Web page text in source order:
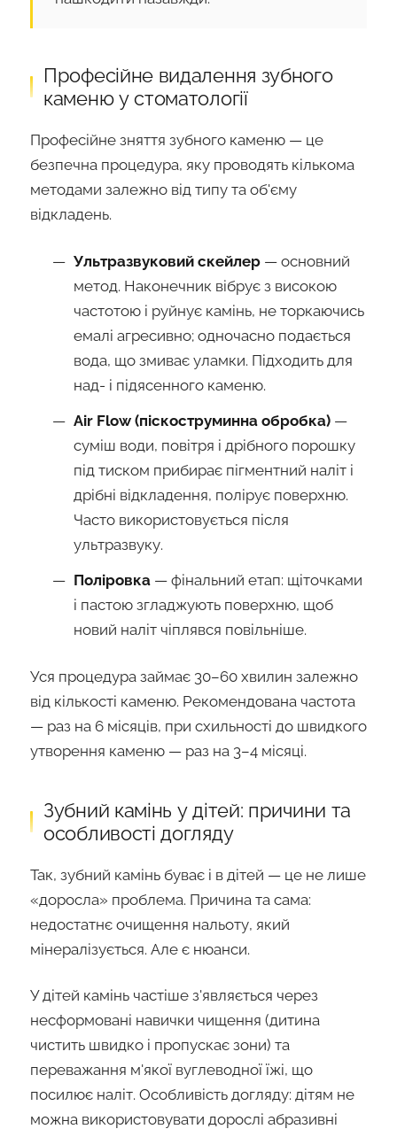
Професійне видалення зубного
каменю у стоматології
Професійне зняття зубного каменю — це
безпечна процедура, яку проводять кількома
методами залежно від типу та об'єму
відкладень.
Ультразвуковий скейлер — основний
метод. Наконечник вібрує з високою
частотою і руйнує камінь, не торкаючись
емалі агресивно; одночасно подається
вода, що змиває уламки. Підходить для
над- і підясенного каменю.
Air Flow (піскоструминна обробка) —
суміш води, повітря і дрібного порошку
під тиском прибирає пігментний наліт і
дрібні відкладення, полірує поверхню.
Часто використовується після
ультразвуку.
Поліровка — фінальний етап: щіточками
і пастою згладжують поверхню, щоб
новий наліт чіплявся повільніше.
Уся процедура займає 30–60 хвилин залежно
від кількості каменю. Рекомендована частота
— раз на 6 місяців, при схильності до швидкого
утворення каменю — раз на 3–4 місяці.
Зубний камінь у дітей: причини та
особливості догляду
Так, зубний камінь буває і в дітей — це не лише
«доросла» проблема. Причина та сама:
недостатнє очищення нальоту, який
мінералізується. Але є нюанси.
У дітей камінь частіше з'являється через
несформовані навички чищення (дитина
чистить швидко і пропускає зони) та
переважання м'якої вуглеводної їжі, що
посилює наліт. Особливість догляду: дітям не
можна використовувати дорослі абразивні